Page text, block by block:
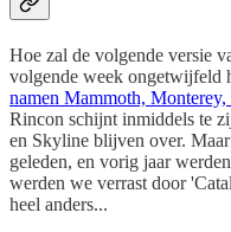
Hoe zal de volgende versie
volgende week ongetwijfeld
namen Mammoth,
Rincon schijnt inmiddels te
en Skyline blijven over.
geleden, en vorig jaar
werden we verrast door
heel anders...